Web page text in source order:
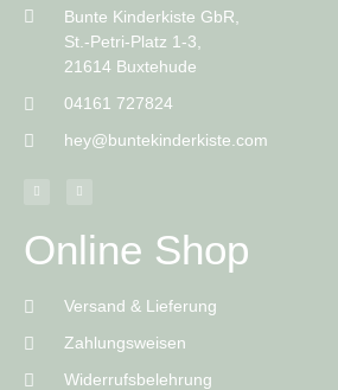
Bunte Kinderkiste GbR,
St.-Petri-Platz 1-3,
21614 Buxtehude
04161 727824
hey@buntekinderkiste.com
Online Shop
Versand & Lieferung
Zahlungsweisen
Widerrufsbelehrung